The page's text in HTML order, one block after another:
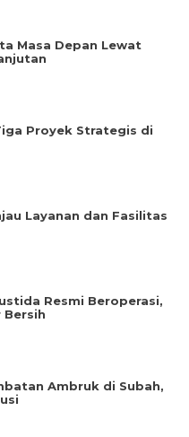
Masa Depan Lewat
Proyek Strategis di
Layanan dan Fasilitas
Resmi Beroperasi,
Bersih
Ambruk di Subah,